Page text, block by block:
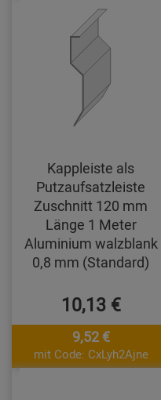
Kappleiste als
Putzaufsatzleiste
Zuschnitt 120 mm
Länge 1 Meter
Aluminium walzblank
0,8 mm (Standard)
10,13 €
9,52 €
mit Code: CxLyh2Ajne